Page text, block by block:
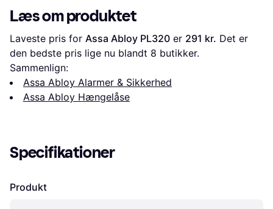
Læs om produktet
Laveste pris for Assa Abloy PL320 er 291 kr. Det er
den bedste pris lige nu blandt 8 butikker.
Sammenlign:
Assa Abloy Alarmer & Sikkerhed
Assa Abloy Hængelåse
Specifikationer
Produkt